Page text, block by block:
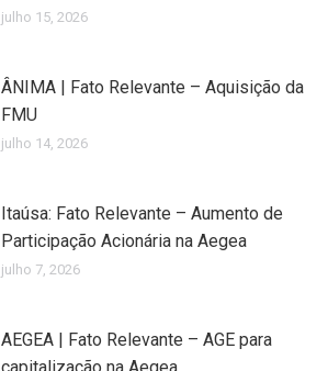
julho 15, 2026
ÂNIMA | Fato Relevante – Aquisição da
FMU
julho 14, 2026
Itaúsa: Fato Relevante – Aumento de
Participação Acionária na Aegea
julho 7, 2026
AEGEA | Fato Relevante – AGE para